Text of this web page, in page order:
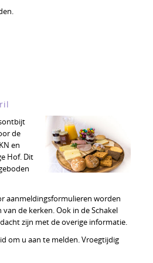
de
en
Hof. Dit
aanmeldingsformulieren worden
de kerken. Ook in de Schakel
zijn met de overige informatie.
om u aan te melden. Vroegtijdig